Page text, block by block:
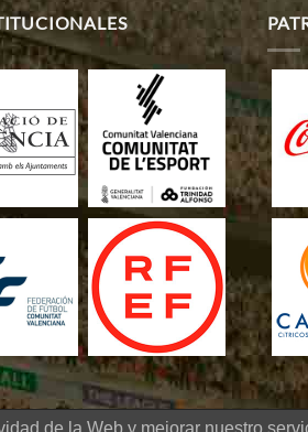
de la Web y mejorar nuestro